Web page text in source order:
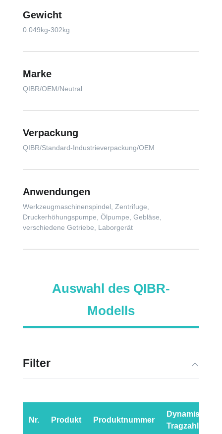
Gewicht
0.049kg-302kg
Marke
QIBR/OEM/Neutral
Verpackung
QIBR/Standard-Industrieverpackung/OEM
Anwendungen
Werkzeugmaschinenspindel, Zentrifuge,
Druckerhöhungspumpe, Ölpumpe, Gebläse,
verschiedene Getriebe, Laborgerät
Auswahl des QIBR-
Modells
Filter
Nr. Produkt Produktnummer
Dynamische
Tragzahl